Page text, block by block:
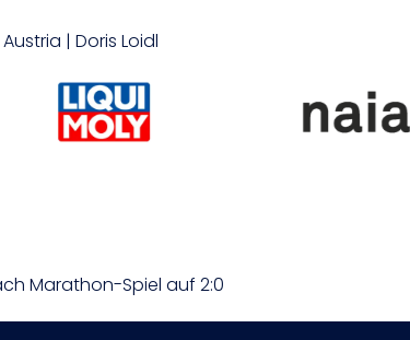
| Doris Loidl
Marathon-Spiel auf 2:0